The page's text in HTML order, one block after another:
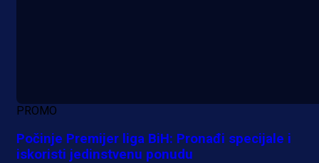
PROMO
Počinje Premijer liga BiH: Pronađi specijale i
iskoristi jedinstvenu ponudu